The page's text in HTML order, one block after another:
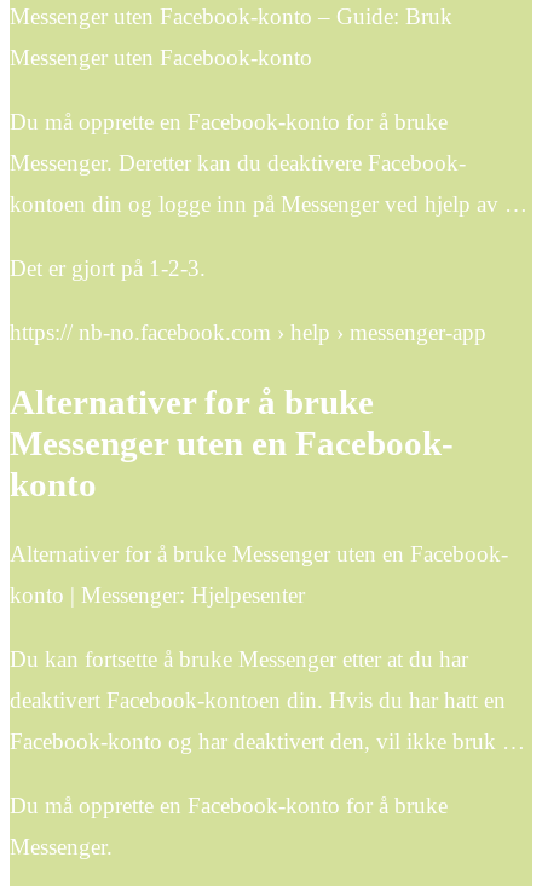
Messenger uten Facebook-konto – Guide: Bruk
Messenger uten Facebook-konto
Du må opprette en Facebook-konto for å bruke
Messenger. Deretter kan du deaktivere Facebook-
kontoen din og logge inn på Messenger ved hjelp av …
Det er gjort på 1-2-3.
https:// nb-no.facebook.com › help › messenger-app
Alternativer for å bruke
Messenger uten en Facebook-
konto
Alternativer for å bruke Messenger uten en Facebook-
konto | Messenger: Hjelpesenter
Du kan fortsette å bruke Messenger etter at du har
deaktivert Facebook-kontoen din. Hvis du har hatt en
Facebook-konto og har deaktivert den, vil ikke bruk …
Du må opprette en Facebook-konto for å bruke
Messenger.